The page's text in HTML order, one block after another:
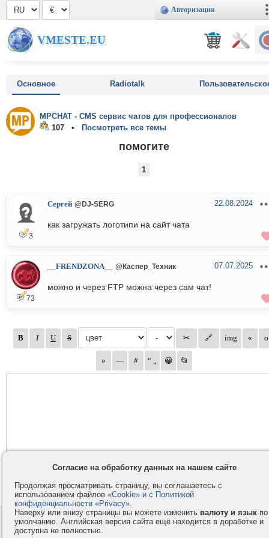
Авторизация
VMESTE.EU
Основное Radiotalk
MPCHAT - CMS сервис чатов для профессионалов
107 •
Посмотреть все темы
помогите
1
3
Сергей @DJ-SERG 22.08.2024
как загружать логотипи на сайт чата
73
__FRENDZONA__ @Каспер_Техник 07.07.2025
можно и через FTP можна через сам чат!
Контакты
Компания
Privacy и Cookie
Согласие на обработку данных на нашем сайте
Продолжая просматривать страницу, вы соглашаетесь с
использованием файлов «Cookie» и с Политикой
конфиденциальности «Privacy».
Наверху или внизу страницы вы можете изменить валюту и язык по
умолчанию. Английская версия сайта ещё находится в доработке и
доступна не полностью.